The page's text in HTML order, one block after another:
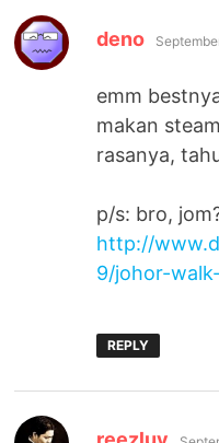
deno says:
emm
makan
rasanya,
p/s: bro,
http://
9/johor-
REPLY